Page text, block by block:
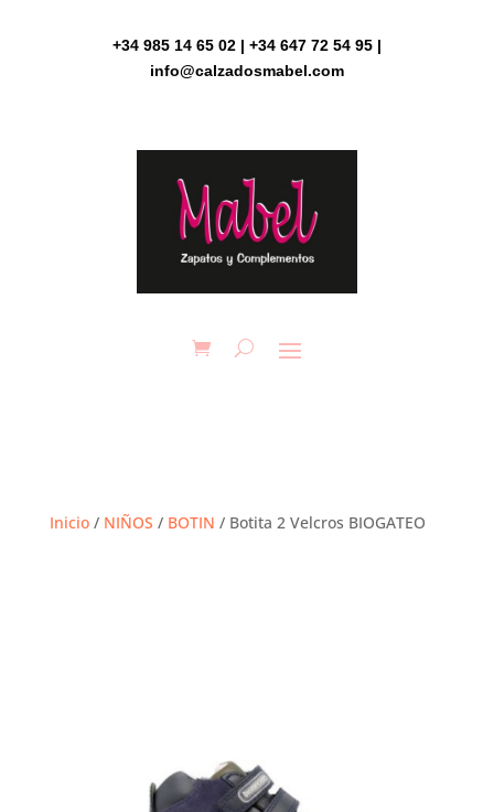
+34 985 14 65 02 | +34 647 72 54 95 |
info@calzadosmabel.com
Inicio/ NIÑOS / BOTIN / Botita 2 Velcros BIOGATEO